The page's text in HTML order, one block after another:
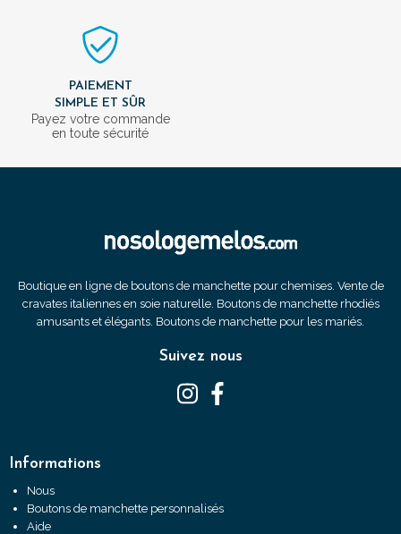
PAIEMENT
SIMPLE ET SÛR
Payez votre commande
en toute sécurité
Boutique en ligne de boutons de manchette pour chemises. Vente de
cravates italiennes en soie naturelle. Boutons de manchette rhodiés
amusants et élégants. Boutons de manchette pour les mariés.
Suivez nous
Informations
Nous
Boutons de manchette personnalisés
Aide